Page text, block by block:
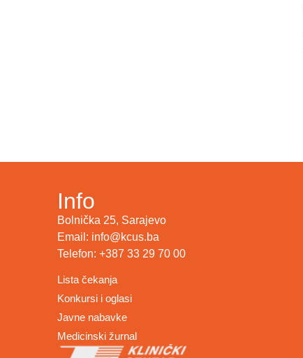
Info
Bolnička 25, Sarajevo
Email: info@kcus.ba
Telefon: +387 33 29 70 00
Lista čekanja
Konkursi i oglasi
Javne nabavke
Medicinski žurnal